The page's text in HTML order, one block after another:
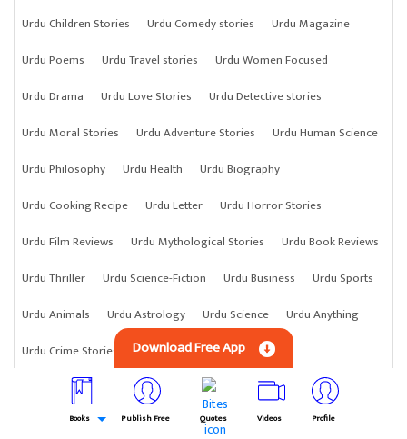
Urdu Children Stories
Urdu Comedy stories
Urdu Magazine
Urdu Poems
Urdu Travel stories
Urdu Women Focused
Urdu Drama
Urdu Love Stories
Urdu Detective stories
Urdu Moral Stories
Urdu Adventure Stories
Urdu Human Science
Urdu Philosophy
Urdu Health
Urdu Biography
Urdu Cooking Recipe
Urdu Letter
Urdu Horror Stories
Urdu Film Reviews
Urdu Mythological Stories
Urdu Book Reviews
Urdu Thriller
Urdu Science-Fiction Urdu Business
Urdu Sports
Urdu Animals
Urdu Astrology Urdu Science
Urdu Anything
Urdu Crime Stories
Download Free App
Books Publish Free Quotes Videos Profile